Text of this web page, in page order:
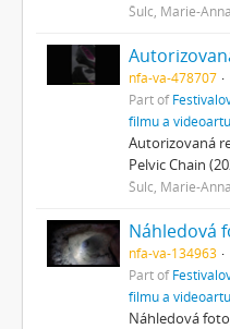
Šulc, Marie-Anna
nfa-va-478707
Part of
filmu a videoartu
Autorizovaná
Pelvic Chain
Šulc, Marie-Anna
Náhledová
nfa-va-134963
Part of
filmu a videoartu
Náhledová